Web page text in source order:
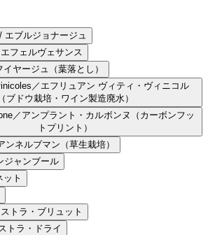
エブルジョナージュ
フェルヴェサンス
ヤージュ（葉落とし）
／エフリュアン ヴィティ・ヴィニコル
（ブドウ栽培・ワイン製造廃水）
／アンプラント・カルボンヌ（カーボンフッ
トプリント）
ンネルブマン（草生栽培）
ジャンブール
ット
トラ・ブリュット
トラ・ドライ